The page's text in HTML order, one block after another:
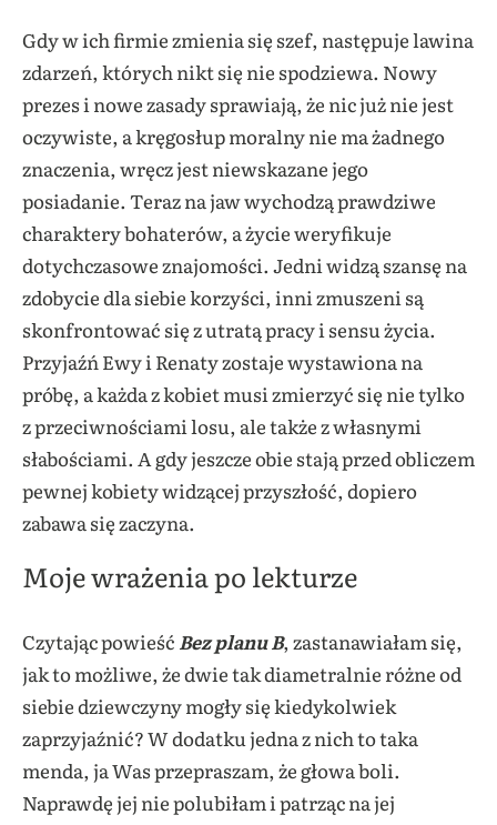
Gdy w ich firmie zmienia się szef, następuje lawina
zdarzeń, których nikt się nie spodziewa. Nowy
prezes i nowe zasady sprawiają, że nic już nie jest
oczywiste, a kręgosłup moralny nie ma żadnego
znaczenia, wręcz jest niewskazane jego
posiadanie. Teraz na jaw wychodzą prawdziwe
charaktery bohaterów, a życie weryfikuje
dotychczasowe znajomości. Jedni widzą szansę na
zdobycie dla siebie korzyści, inni zmuszeni są
skonfrontować się z utratą pracy i sensu życia.
Przyjaźń Ewy i Renaty zostaje wystawiona na
próbę, a każda z kobiet musi zmierzyć się nie tylko
z przeciwnościami losu, ale także z własnymi
słabościami. A gdy jeszcze obie stają przed obliczem
pewnej kobiety widzącej przyszłość, dopiero
zabawa się zaczyna.
Moje wrażenia po lekturze
Czytając powieść Bez planu B, zastanawiałam się,
jak to możliwe, że dwie tak diametralnie różne od
siebie dziewczyny mogły się kiedykolwiek
zaprzyjaźnić? W dodatku jedna z nich to taka
menda, ja Was przepraszam, że głowa boli.
Naprawdę jej nie polubiłam i patrząc na jej